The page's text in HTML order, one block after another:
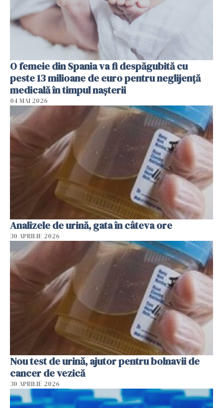
O femeie din Spania va fi despăgubită cu
peste 13 milioane de euro pentru neglijenţă
medicală în timpul naşterii
04 MAI 2026
Analizele de urină, gata în câteva ore
30 APRILIE 2026
Nou test de urină, ajutor pentru bolnavii de
cancer de vezică
30 APRILIE 2026